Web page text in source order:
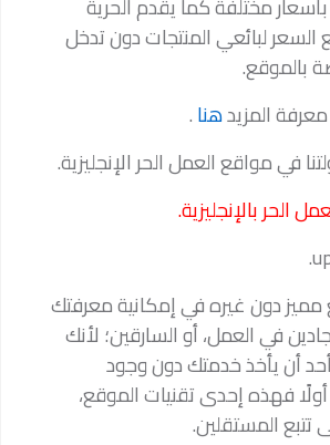
لبائعي المنتجات دون تدخل
بالموقع.
المزيدهنا.
في مواقع العمل الحر الإنجليزية.
الحر بالإنجليزية.
دون غيره في إمكانية معرفتك
في العمل، أو السارقين؛ لأنك
أن يأخذ خدمتك دون وجود
فهذه إحدى تقنيات الموقع،
المستقلين.